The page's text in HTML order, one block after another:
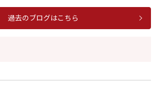
過去のブログはこちら